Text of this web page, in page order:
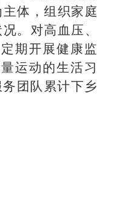
体，组织家庭
。对高血压、
期开展健康监
运动的生活习
团队累计下乡